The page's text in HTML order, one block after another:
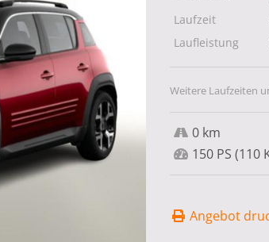
Laufzeit
Laufleistung
Weitere Laufzeiten
0 km
150 PS (110
Angebot